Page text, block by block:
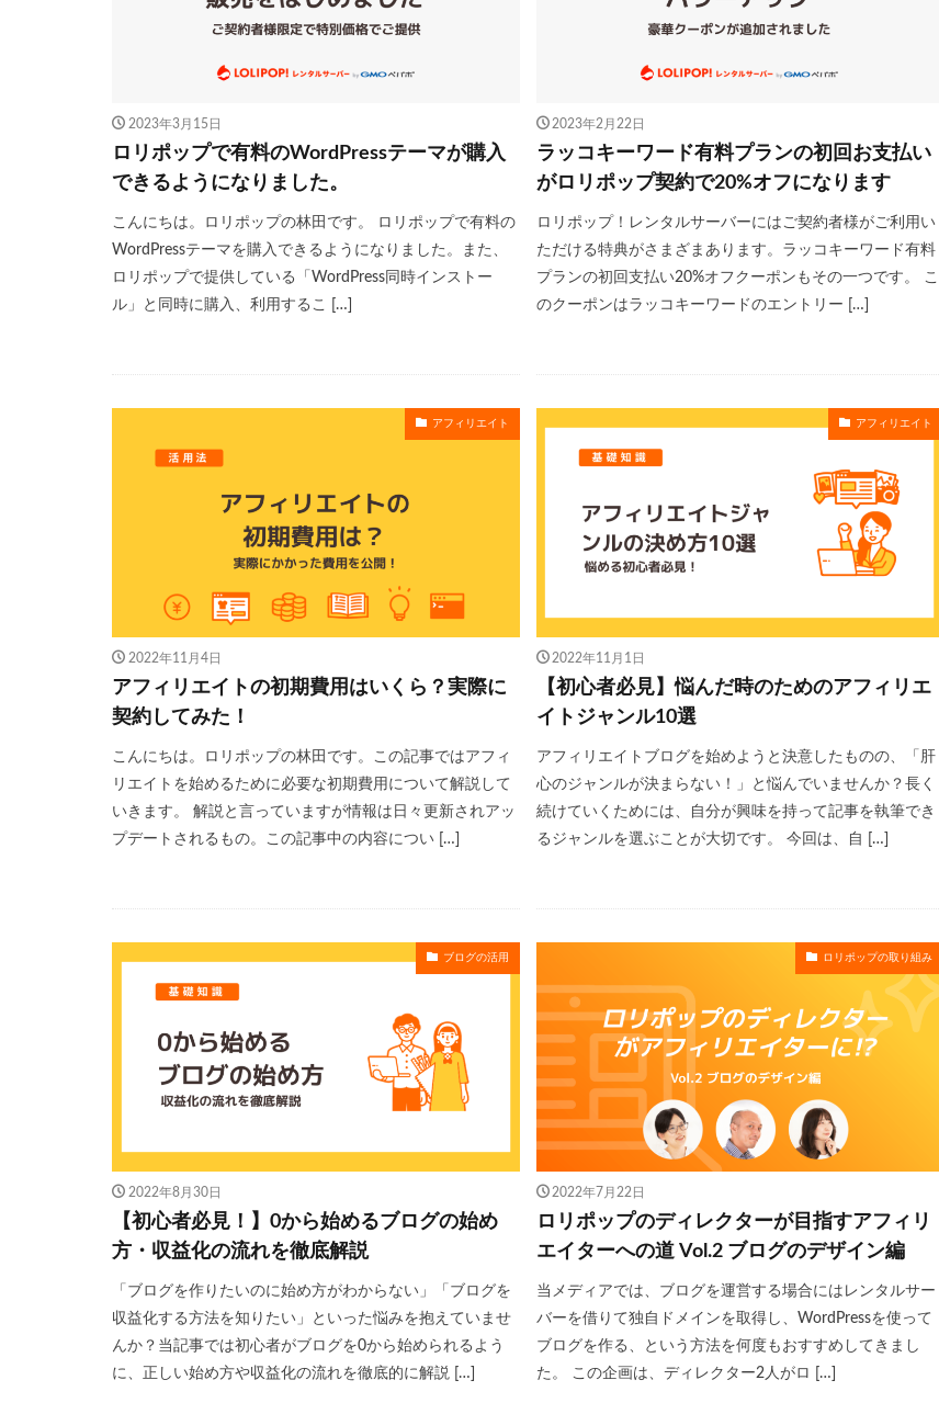
2023年3月15日
ロリポップで有料のWordPressテーマが購入
できるようになりました。
こんにちは。ロリポップの林田です。 ロリポップで有料の
WordPressテーマを購入できるようになりました。また、
ロリポップで提供している「WordPress同時インストー
ル」と同時に購入、利用するこ […]
2023年2月22日
ラッコキーワード有料プランの初回お支払い
がロリポップ契約で20%オフになります
ロリポップ！レンタルサーバーにはご契約者様がご利用い
ただける特典がさまざまあります。ラッコキーワード有料
プランの初回支払い20%オフクーポンもその一つです。 こ
のクーポンはラッコキーワードのエントリー […]
アフィリエイト
2022年11月4日
アフィリエイトの初期費用はいくら？実際に
契約してみた！
こんにちは。ロリポップの林田です。この記事ではアフィ
リエイトを始めるために必要な初期費用について解説して
いきます。 解説と言っていますが情報は日々更新されアッ
プデートされるもの。この記事中の内容につい […]
アフィリエイト
2022年11月1日
【初心者必見】悩んだ時のためのアフィリエ
イトジャンル10選
アフィリエイトブログを始めようと決意したものの、「肝
心のジャンルが決まらない！」と悩んでいませんか？長く
続けていくためには、自分が興味を持って記事を執筆でき
るジャンルを選ぶことが大切です。 今回は、自 […]
ブログの活用
2022年8月30日
【初心者必見！】0から始めるブログの始め
方・収益化の流れを徹底解説
「ブログを作りたいのに始め方がわからない」「ブログを
収益化する方法を知りたい」といった悩みを抱えていませ
んか？当記事では初心者がブログを0から始められるよう
に、正しい始め方や収益化の流れを徹底的に解説 […]
ロリポップの取り組み
2022年7月22日
ロリポップのディレクターが目指すアフィリ
エイターへの道 Vol.2 ブログのデザイン編
当メディアでは、ブログを運営する場合にはレンタルサー
バーを借りて独自ドメインを取得し、WordPressを使って
ブログを作る、という方法を何度もおすすめしてきまし
た。 この企画は、ディレクター2人がロ […]